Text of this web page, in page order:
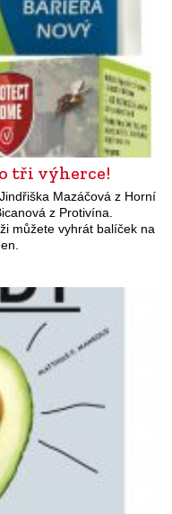
tři výherce!
Mazáčová z Horní
z Protivína.
můžete vyhrát balíček na